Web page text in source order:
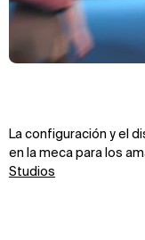
La configuración y el
en la meca para los
Studios